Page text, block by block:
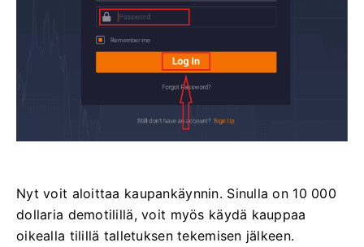
Nyt voit aloittaa kaupankäynnin. Sinulla on 10 000
dollaria demotilillä, voit myös käydä kauppaa
oikealla tilillä talletuksen tekemisen jälkeen.